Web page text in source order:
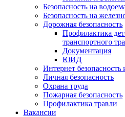
Безопасность на
Безопасность на
Дорожная безопасность
Профилактика
транспортного
Документация
ЮИД
Интернет безопасность
Личная безопасность
Охрана труда
Пожарная безопасность
Профилактика травли
Вакансии